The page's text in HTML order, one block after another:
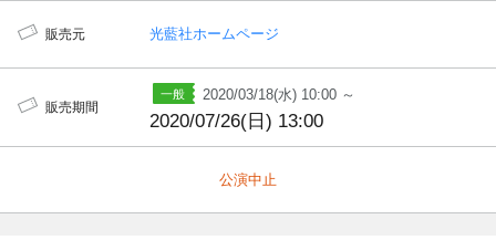
販売元 光藍社ホームページ
販売期間
2020/03/18(水) 10:00 ～
2020/07/26(日) 13:00
公演中止